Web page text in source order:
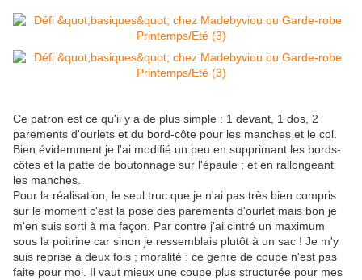
Ce patron est ce qu'il y a de plus simple : 1 devant, 1 dos, 2
parements d'ourlets et du bord-côte pour les manches et le col.
Bien évidemment je l'ai modifié un peu en supprimant les bords-
côtes et la patte de boutonnage sur l'épaule ; et en rallongeant
les manches.
Pour la réalisation, le seul truc que je n'ai pas très bien compris
sur le moment c'est la pose des parements d'ourlet mais bon je
m'en suis sorti à ma façon. Par contre j'ai cintré un maximum
sous la poitrine car sinon je ressemblais plutôt à un sac ! Je m'y
suis reprise à deux fois ; moralité : ce genre de coupe n'est pas
faite pour moi. Il vaut mieux une coupe plus structurée pour mes